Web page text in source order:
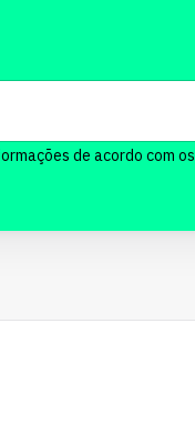
de acordo com os